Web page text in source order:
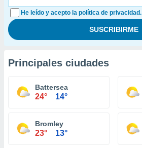
He leído y acepto la política de privacidad.
Principales ciudades
Battersea
24° 14°
Bromley
23° 13°